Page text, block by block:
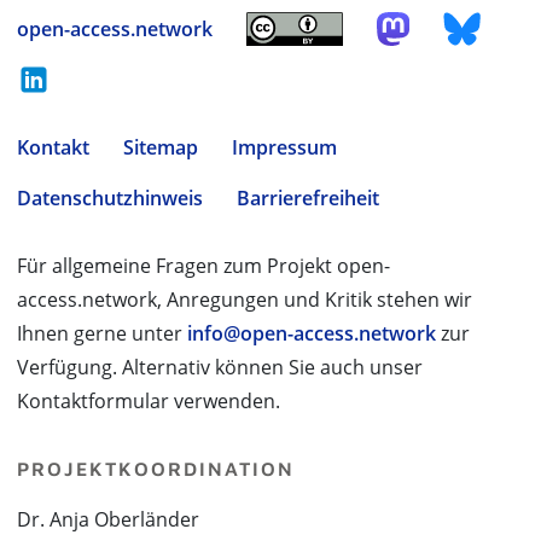
open-access.network
Kontakt Sitemap
Impressum
Datenschutzhinweis
Barrierefreiheit
Für allgemeine Fragen zum Projekt open-
access.network, Anregungen und Kritik stehen wir
Ihnen gerne unter info@open-access.networkzur
Verfügung. Alternativ können Sie auch unser
Kontaktformular verwenden.
PROJEKTKOORDINATION
Dr. Anja Oberländer